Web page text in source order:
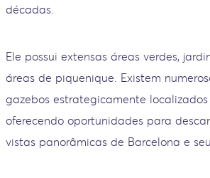
décadas.
Ele possui extensas áreas verdes,
áreas de piquenique. Existem
gazebos estrategicamente
oferecendo oportunidades para
vistas panorâmicas de Barcelona e